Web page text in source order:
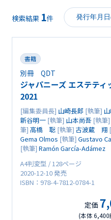
著
検索結果 1件
書籍
別冊 QDT
ジャパニーズ エステテ
2021
[編集委員長] 山崎長郎 [執筆]
新谷明一 [執筆] 山本尚吾 [執筆]
筆] 高橋 聡 [執筆] 古波蔵 翔
Gema Olmos [執筆] Gustavo
[執筆] Ramón García-Adámez
A4判変型 / 128ページ
2020-12-10 発売
ISBN：978-4-7812-0784-1
定価
(本体